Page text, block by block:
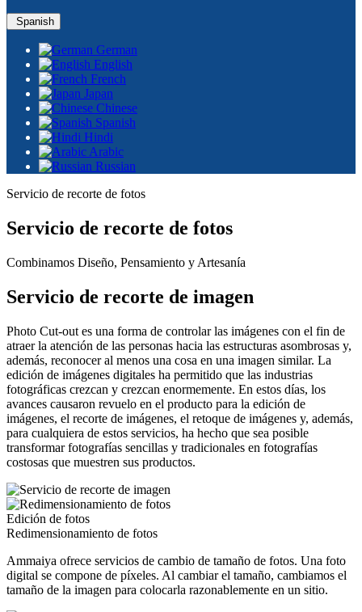
Spanish
German
English
French
Japan
Chinese
Spanish
Hindi
Arabic
Russian
Servicio de recorte de fotos
Servicio de recorte de fotos
Combinamos Diseño, Pensamiento y Artesanía
Servicio de recorte de imagen
Photo Cut-out es una forma de controlar las imágenes con el fin de
atraer la atención de las personas hacia las estructuras asombrosas y,
además, reconocer al menos una cosa en una imagen similar. La
edición de imágenes digitales ha permitido que las industrias
fotográficas crezcan y crezcan enormemente. En estos días, los
avances causaron revuelo en el producto para la edición de
imágenes, el recorte de imágenes, el retoque de imágenes y, además,
para cualquiera de estos servicios, ha hecho que sea posible
transformar fotografías sencillas y tradicionales en fotografías
costosas que muestren sus productos.
Edición de fotos
Redimensionamiento de fotos
Ammaiya ofrece servicios de cambio de tamaño de fotos. Una foto
digital se compone de píxeles. Al cambiar el tamaño, cambiamos el
tamaño de la imagen para colocarla razonablemente en un sitio.